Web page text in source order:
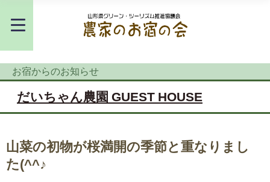
お宿からのお知らせ
だいちゃん農園 GUEST HOUSE
山菜の初物が桜満開の季節と重なりまし
た(^^♪